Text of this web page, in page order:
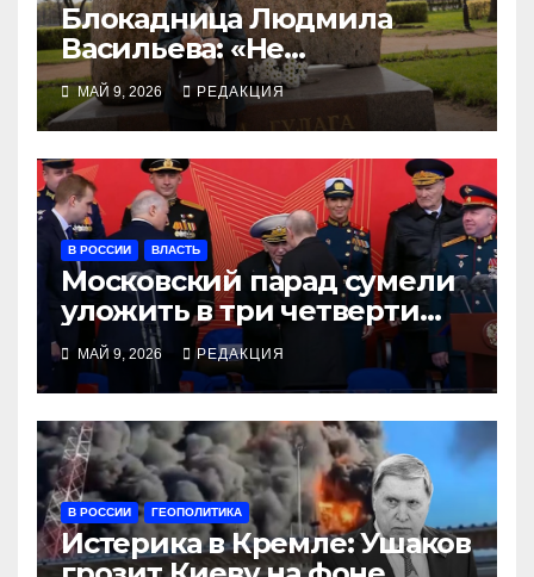
Блокадница Людмила
Васильева: «Не
прикрывайте свои
преступления народной
Победой!»
МАЙ 9, 2026 РЕДАКЦИЯ
В РОССИИ ВЛАСТЬ
Московский парад сумели
уложить в три четверти
часа
МАЙ 9, 2026 РЕДАКЦИЯ
В РОССИИ ГЕОПОЛИТИКА
Истерика в Кремле: Ушаков